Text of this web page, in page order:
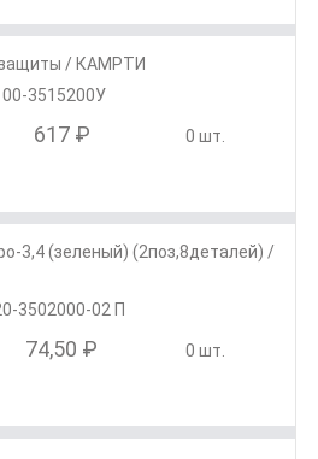
защиты / КАМРТИ
3515200У
617 ₽ 0 шт.
3,4 (зеленый) (2поз,8деталей) /
3502000-02 П
74,50 ₽ 0 шт.